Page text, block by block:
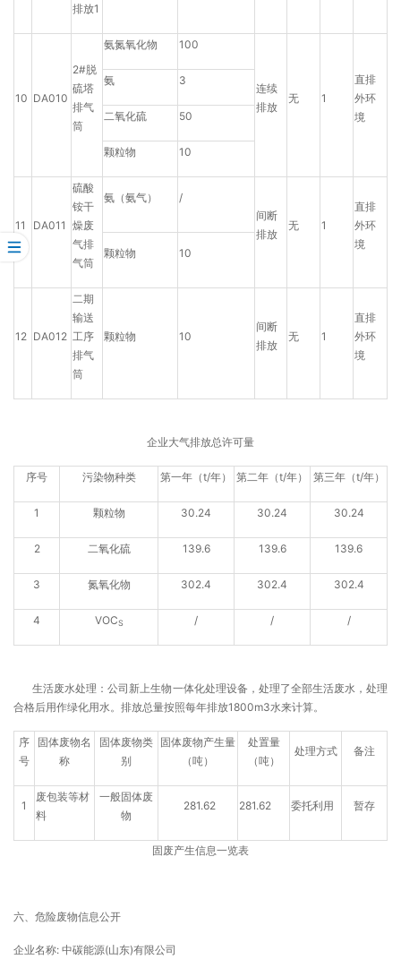
排放1
10 DA010
2#脱
硫塔
排气
筒
氨氮氧化物 100
连续
排放
无 1
直排
外环
境
氨 3
二氧化硫 50
颗粒物 10
11 DA011
硫酸
铵干
燥废
气排
气筒
氨（氨气）
/
间断
排放
无 1
直排
外环
境
颗粒物 10
12 DA012
二期
输送
工序
排气
筒
颗粒物 10
间断
排放
无 1
直排
外环
境
企业大气排放总许可量
序号 污染物种类 第一年（t/年） 第二年（t/年） 第三年（t/年）
1 颗粒物 30.24 30.24 30.24
2 二氧化硫 139.6 139.6 139.6
3 氮氧化物 302.4 302.4 302.4
4 VOCS / / /
生活废水处理：公司新上生物一体化处理设备，处理了全部生活废水，处理
合格后用作绿化用水。排放总量按照每年排放1800m3水来计算。
序
号
固体废物名
称
固体废物类
别
固体废物产生量
（吨）
处置量
（吨）
处理方式 备注
1
废包装等材
料
一般固体废
物
281.62 281.62 委托利用 暂存
固废产生信息一览表
六、危险废物信息公开
企业名称: 中碳能源(山东)有限公司